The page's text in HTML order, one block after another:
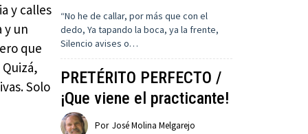
y calles
y un
que
Solo
“No he de callar, por más que con el
dedo, Ya tapando la boca, ya la frente,
Silencio avises o…
PRETÉRITO PERFECTO /
¡Que viene el practicante!
Por José Molina Melgarejo